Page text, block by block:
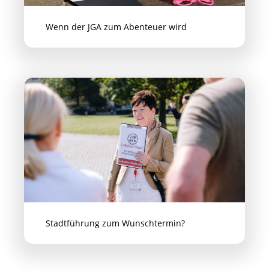
Wenn der JGA zum Abenteuer wird
Stadtführung zum Wunschtermin?